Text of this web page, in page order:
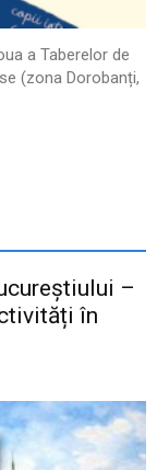
a Taberelor de
(zona Dorobanți,
–
în